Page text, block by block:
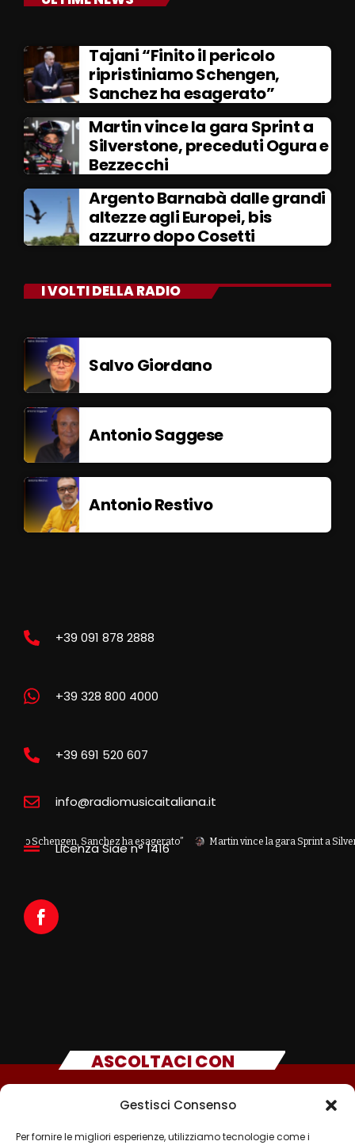
Gestisci Consenso
Per fornire le migliori esperienze, utilizziamo tecnologie come i
Tajani “Finito il pericolo
ripristiniamo Schengen,
Sanchez ha esagerato”
Martin vince la gara Sprint a
Silverstone, preceduti Ogura e
Bezzecchi
Argento Barnabà dalle grandi
altezze agli Europei, bis
azzurro dopo Cosetti
I VOLTI DELLA RADIO
Salvo Giordano
Antonio Saggese
Antonio Restivo
Sanchez ha esagerato” Martin vince la gara Sprint a Silverstone,
+39 091 878 2888
+39 328 800 4000
+39 691 520 607
info@radiomusicaitaliana.it
Licenza Siae n° 1416
ASCOLTACI CON